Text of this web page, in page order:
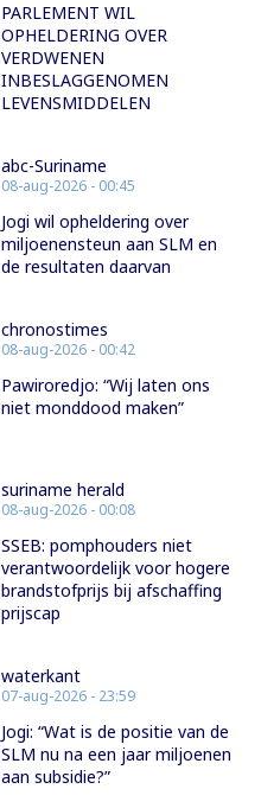
PARLEMENT WIL
OPHELDERING OVER
VERDWENEN
INBESLAGGENOMEN
LEVENSMIDDELEN
abc-Suriname
08-aug-2026 - 00:45
Jogi wil opheldering over
miljoenensteun aan SLM en
de resultaten daarvan
chronostimes
08-aug-2026 - 00:42
Pawiroredjo: “Wij laten ons
niet monddood maken”
suriname herald
08-aug-2026 - 00:08
SSEB: pomphouders niet
verantwoordelijk voor hogere
brandstofprijs bij afschaffing
prijscap
waterkant
07-aug-2026 - 23:59
Jogi: “Wat is de positie van de
SLM nu na een jaar miljoenen
aan subsidie?”